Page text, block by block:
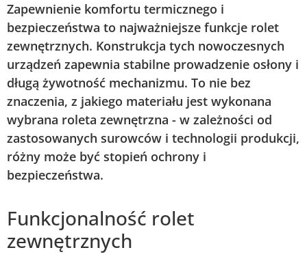
Zapewnienie komfortu termicznego i
bezpieczeństwa to najważniejsze funkcje rolet
zewnętrznych. Konstrukcja tych nowoczesnych
urządzeń zapewnia stabilne prowadzenie osłony i
długą żywotność mechanizmu. To nie bez
znaczenia, z jakiego materiału jest wykonana
wybrana roleta zewnętrzna - w zależności od
zastosowanych surowców i technologii produkcji,
różny może być stopień ochrony i
bezpieczeństwa.
Funkcjonalność rolet
zewnętrznych